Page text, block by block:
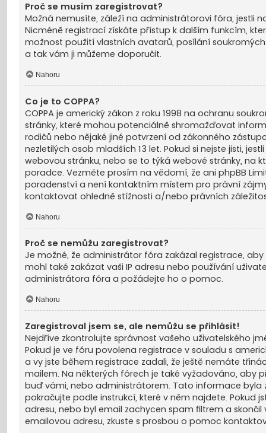
Proč se musím zaregistrovat?
Možná nemusíte, záleží na administrátorovi fóra, jestli
Nicméně registrací získáte přístup k dalším funkcím,
možnost použití vlastních avatarů, posílání
a tak vám ji můžeme doporučit.
Nahoru
Co je to COPPA?
COPPA je americký zákon z roku 1998 na ochranu
stránky, které mohou potenciálně shromažďovat
rodičů nebo nějaké jiné potvrzení od zákonného
nezletilých osob mladších 13 let. Pokud si nejste jisti,
webovou stránku, nebo se to týká webové stránky, na
poradce. Vezměte prosím na vědomí, že ani phpBB
poradenství a není kontaktním místem pro právní
kontaktovat ohledně stížnosti a/nebo právních
Nahoru
Proč se nemůžu zaregistrovat?
Je možné, že administrátor fóra zakázal registrace,
mohl také zakázat vaši IP adresu nebo používání
administrátora fóra a požádejte ho o pomoc.
Nahoru
Zaregistroval jsem se, ale nemůžu se přihlásit!
Nejdříve zkontrolujte správnost vašeho uživatelského
Pokud je ve fóru povolena registrace v souladu s
a vy jste během registrace zadali, že ještě nemáte
mailem. Na některých fórech je také vyžadováno, aby
buď vámi, nebo administrátorem. Tato informace byla
pokračujte podle instrukcí, které v něm najdete. Pokud
adresu, nebo byl email zachycen spam filtrem a skončil
emailovou adresu, zkuste s prosbou o pomoc